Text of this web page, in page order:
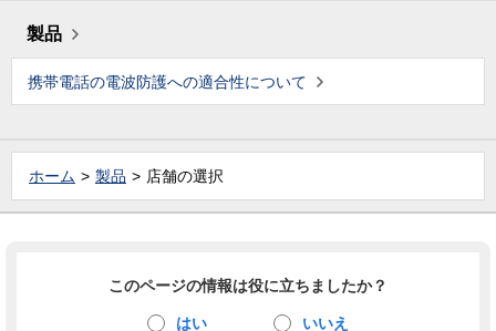
製品
携帯電話の電波防護への適合性について
ホーム 製品 店舗の選択
このページの情報は役に立ちましたか？
はい いいえ